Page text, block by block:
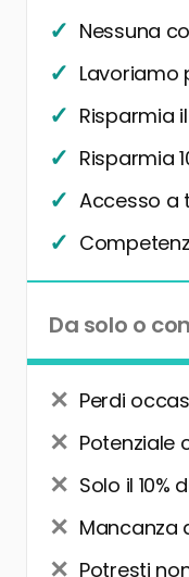
Nessuna
Lavoriamo
Risparmia
Risparmia
Accesso a
Da solo o
Perdi
Potenziale
Solo il 10%
Mancanza
Potresti